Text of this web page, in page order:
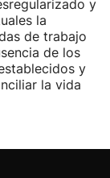
y
la
de trabajo
de los
y
la vida